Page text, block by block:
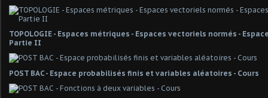
TOPOLOGIE - Espaces métriques - Espaces vectoriels normés -
Partie II
POST BAC - Espace probabilisés finis et variables aléatoires - Cours